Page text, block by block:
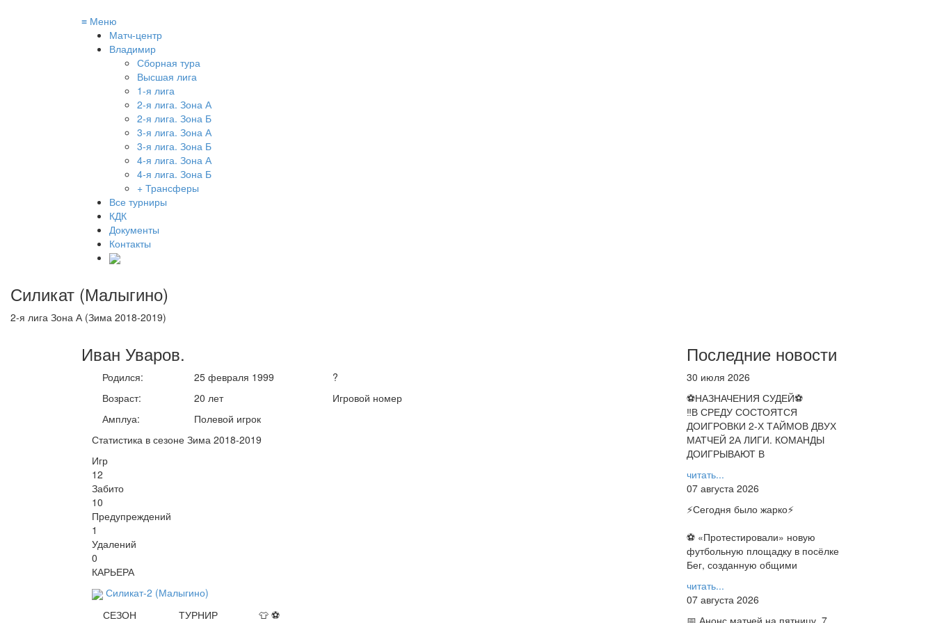
≡ Меню
Матч-центр
Владимир
Сборная тура
Высшая лига
1-я лига
2-я лига. Зона А
2-я лига. Зона Б
3-я лига. Зона А
3-я лига. Зона Б
4-я лига. Зона А
4-я лига. Зона Б
+ Трансферы
Все турниры
КДК
Документы
Контакты
Силикат (Малыгино)
2-я лига Зона А (Зима 2018-2019)
Иван Уваров.
Родился:
Возраст:
Амплуа:
25 февраля 1999
20 лет
Полевой игрок
?
Игровой номер
Статистика в сезоне Зима 2018-2019
Игр
12
Забито
10
Предупреждений
1
Удалений
0
КАРЬЕРА
Силикат-2 (Малыгино)
СЕЗОН
ТУРНИР 👕 ⚽
Последние новости
30 июля 2026
⚽НАЗНАЧЕНИЯ СУДЕЙ⚽
‼В СРЕДУ СОСТОЯТСЯ
ДОИГРОВКИ 2-Х ТАЙМОВ ДВУХ
МАТЧЕЙ 2А ЛИГИ. КОМАНДЫ
ДОИГРЫВАЮТ В
читать...
07 августа 2026
⚡️Сегодня было жарко⚡️
⚽ ️«Протестировали» новую
футбольную площадку в посёлке
Бег, созданную общими
читать...
07 августа 2026